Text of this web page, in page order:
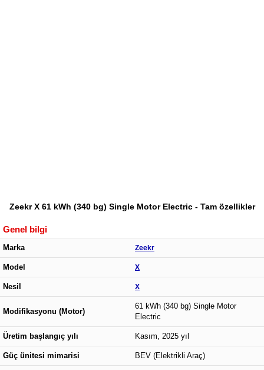
Zeekr X 61 kWh (340 bg) Single Motor Electric - Tam özellikler
Genel bilgi
Marka Zeekr
Model X
Nesil X
Modifikasyonu (Motor)
61 kWh (340 bg) Single Motor
Electric
Üretim başlangıç yılı Kasım, 2025 yıl
Güç ünitesi mimarisi BEV (Elektrikli Araç)